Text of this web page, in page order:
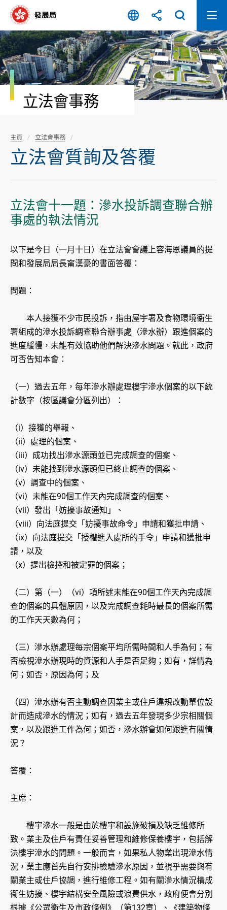
容
開
始
立法會事務
主頁 立法會事務
立法會質詢及答覆
立法會十一題：滲水投訴調查聯合辦
事處的執法情況
以下是今日（一月十日）在立法會會議上容海恩議員的提
問和發展局局長甯漢豪的書面答覆：
問題：
本人接獲不少市民投訴，指由屋宇署及食物環境衞生
署組成的滲水投訴調查聯合辦事處（滲水辦）跟進個案的
進度緩慢，未能有效協助他們解決滲水問題。就此，政府
可否告知本會：
（一）過去五年，每年滲水辦處理樓宇滲水個案的以下統
計數字（按區議會分區列出）：
（i）接獲的舉報、
（ii）處理的個案、
（iii）成功找出滲水源頭並已完成調查的個案、
（iv）未能找到滲水源頭但已終止調查的個案、
（v）調查中的個案、
（vi）未能在90個工作天內完成調查的個案、
（vii）發出「妨擾事故通知」、
（viii）向法庭提交「妨擾事故命令」申請和獲批申請、
（ix）向法庭提交「授權進入處所的手令」申請和獲批申
請，以及
（x）提出檢控和被定罪的個案；
（二）第（一）（vi）項所述未能在90個工作天內完成調
查的個案的具體原因，以及完成調查耗時最長的個案所需
的工作天天數為何；
（三）滲水辦處理每宗個案平均所需時間和人手為何；有
否檢視滲水辦現時的資源和人手是否足夠；如有，詳情為
何；如否，原因為何；及
（四）滲水辦有否主動調查因業主或住戶違規改動單位設
計而造成滲水的情況；如有，過去五年發現多少宗相關個
案，以及跟進工作為何；如否，滲水辦會如何跟進有關情
況？
答覆：
主席：
樓宇滲水一般是由於樓宇和設施破損及缺乏維修所
致。業主及住戶有責任妥善管理和維修保養樓宇，包括解
決樓宇滲水的問題。一般而言，如果私人物業出現滲水情
況，業主應首先自行安排檢驗滲水原因，並視乎需要與有
關業主或住戶協調，進行維修工程。如有關滲水情況構成
衞生妨擾、樓宇結構安全風險或浪費供水，政府便會分別
根據《公眾衞生及市政條例》（第132章）、《建築物條